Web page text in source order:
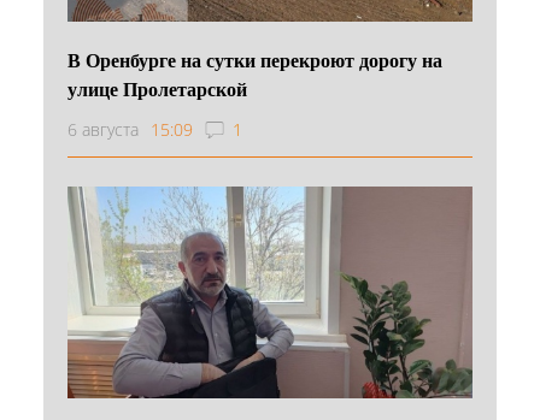
В Оренбурге на сутки перекроют дорогу на
улице Пролетарской
6 августа 15:09 1